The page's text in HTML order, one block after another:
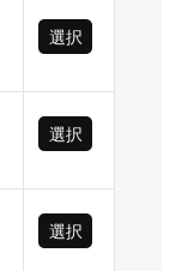
選択
選択
選択